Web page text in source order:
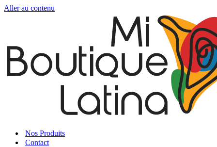
Aller au contenu
Nos Produits
Contact